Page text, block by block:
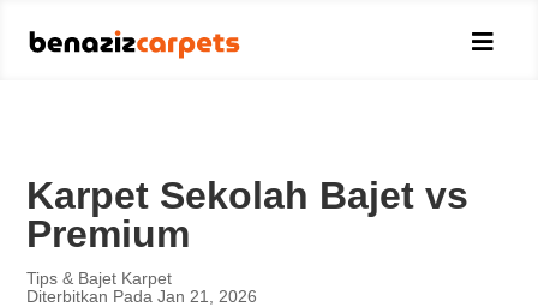

Karpet Sekolah Bajet vs
Premium
Tips & Bajet Karpet
Diterbitkan Pada Jan 21, 2026